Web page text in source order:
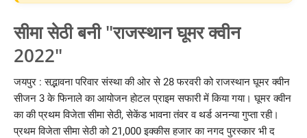
लाइफस्टाइल
खेल
बिज़नेस
टेक्नोलॉजी
सीमा सेठी बनी "राजस्थान घूमर क्वीन
2022"
जयपुर : सद्भावना परिवार संस्था की ओर से 28 फरवरी को राजस्थान घूमर क्वीन
सीजन 3 के फिनाले का आयोजन होटल प्राइम सफारी में किया गया। घूमर क्वीन
का की प्रथम विजेता सीमा सेठी, सेकेंड भावना तंवर व थर्ड अनन्या गुप्ता रही।
प्रथम विजेता सीमा सेठी को 21,000 इक्कीस हजार का नगद पुरस्कार भी द